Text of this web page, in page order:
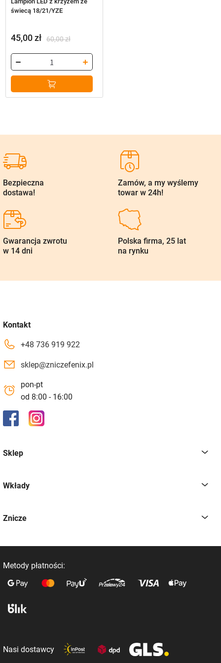
świecą 18/21/YZE
60,00zł
cena
wynosiła:
45,00zł
cena
wynosi:
Bezpieczna
dostawa!
Zamów, a my wyślemy
towar w 24h!
Gwarancja zwrotu
w 14 dni
Polska firma, 25 lat
na rynku
Kontakt
+48 736 919 922
sklep@zniczefenix.pl
pon-pt
od 8:00 - 16:00
Sklep
Wkłady
Znicze
Metody płatności:
Nasi dostawcy